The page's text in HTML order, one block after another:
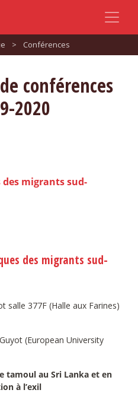
> Conférences
conférences
2020
migrants sud-
des migrants sud-
salle 377F (Halle aux Farines)
(European University
tamoul au Sri Lanka et en
à l’exil